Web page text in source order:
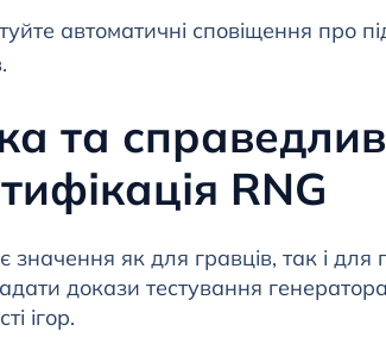
автоматичні сповіщення про
та
RNG
значення як для гравців, так і
докази тестування
ігор.